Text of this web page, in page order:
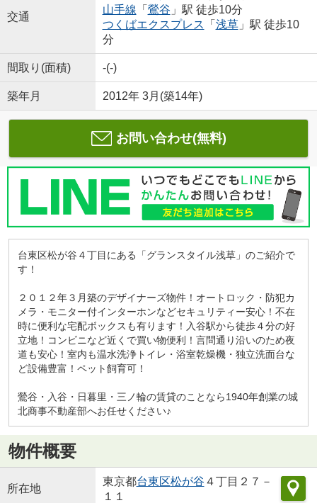
交通
山手線 「 鶯谷 」駅 徒歩10分
つくばエクスプレス 「 浅草」駅 徒歩10
分
間取り(面積) -(-)
築年月 2012年 3月(築14年)
お問い合わせ(無料)
台東区松が谷４丁目にある「グランスタイル浅草」のご紹介で
す！
２０１２年３月築のデザイナーズ物件！オートロック・防犯カ
メラ・モニター付インターホンなどセキュリティー安心！不在
時に便利な宅配ボックスも有ります！入谷駅から徒歩４分の好
立地！コンビニなど近くで買い物便利！言問通り沿いのため夜
道も安心！室内も温水洗浄トイレ・浴室乾燥機・独立洗面台な
ど設備豊富！ペット飼育可！
鶯谷・入谷・日暮里・三ノ輪の賃貸のことなら1940年創業の城
北商事不動産部へお任せください♪
物件概要
所在地
東京都台東区松が谷 ４丁目２７－
１１